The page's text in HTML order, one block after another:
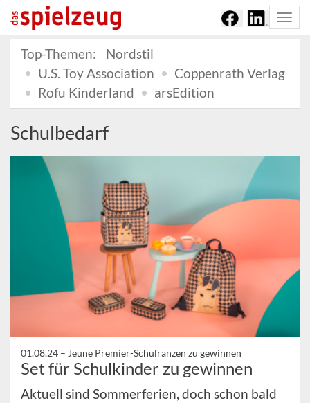
Top-Themen:
Nordstil
U.S. Toy Association
Coppenrath Verlag
Rofu Kinderland
arsEdition
Schulbedarf
01.08.24 – Jeune Premier-Schulranzen zu gewinnen
Set für Schulkinder zu gewinnen
Aktuell sind Sommerferien, doch schon bald